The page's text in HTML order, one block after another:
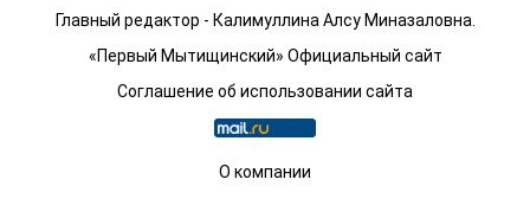
Главный редактор - Калимуллина Алсу Миназаловна.
«Первый Мытищинский» Официальный сайт
Соглашение об использовании сайта
О компании